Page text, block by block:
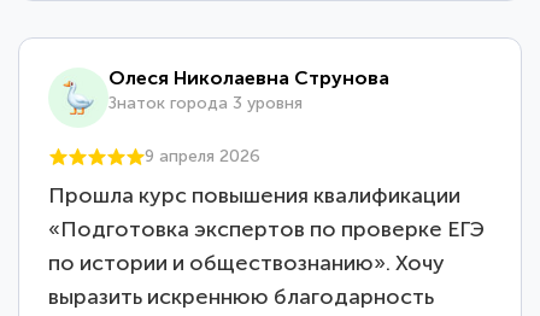
Олеся Николаевна Струнова
Знаток города 3 уровня
9 апреля 2026
Прошла курс повышения квалификации
«Подготовка экспертов по проверке ЕГЭ
по истории и обществознанию». Хочу
выразить искреннюю благодарность